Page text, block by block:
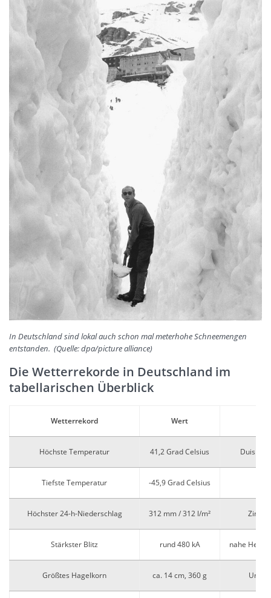
In Deutschland sind lokal auch schon mal meterhohe Schneemengen
entstanden. (Quelle: dpa/picture alliance)
Die Wetterrekorde in Deutschland im
tabellarischen Überblick
Wetterrekord Wert
Höchste Temperatur 41,2 Grad Celsius
Tiefste Temperatur -45,9 Grad Celsius
Höchster 24-h-Niederschlag 312 mm / 312 l/m²
Stärkster Blitz rund 480 kA nahe
Größtes Hagelkorn ca. 14 cm, 360 g